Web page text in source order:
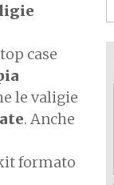
case
le valigie
. Anche
formato